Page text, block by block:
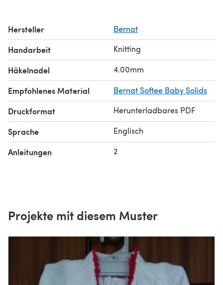
Hersteller Bernat
Handarbeit Knitting
Häkelnadel 4.00mm
Empfohlenes Material Bernat Softee Baby Solids
Druckformat Herunterladbares PDF
Sprache Englisch
Anleitungen 2
Projekte mit diesem Muster